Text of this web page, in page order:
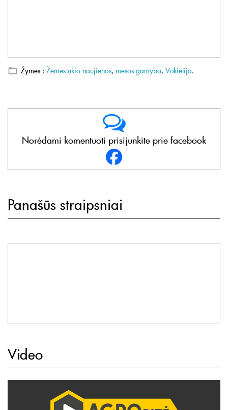
Žymės : Žemės ūkio naujienos, mėsos gamyba, Vokietija.
Norėdami komentuoti prisijunkite prie facebook
Panašūs straipsniai
Video